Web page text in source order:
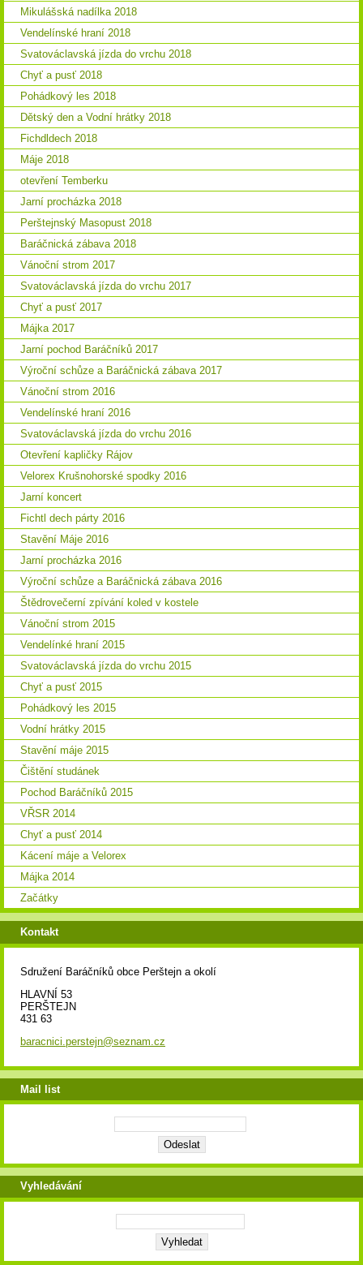
Mikulášská nadílka 2018
Vendelínské hraní 2018
Svatováclavská jízda do vrchu 2018
Chyť a pusť 2018
Pohádkový les 2018
Dětský den a Vodní hrátky 2018
Fichdldech 2018
Máje 2018
otevření Temberku
Jarní procházka 2018
Perštejnský Masopust 2018
Baráčnická zábava 2018
Vánoční strom 2017
Svatováclavská jízda do vrchu 2017
Chyť a pusť 2017
Májka 2017
Jarní pochod Baráčníků 2017
Výroční schůze a Baráčnická zábava 2017
Vánoční strom 2016
Vendelínské hraní 2016
Svatováclavská jízda do vrchu 2016
Otevření kapličky Rájov
Velorex Krušnohorské spodky 2016
Jarní koncert
Fichtl dech párty 2016
Stavění Máje 2016
Jarní procházka 2016
Výroční schůze a Baráčnická zábava 2016
Štědrovečerní zpívání koled v kostele
Vánoční strom 2015
Vendelínké hraní 2015
Svatováclavská jízda do vrchu 2015
Chyť a pusť 2015
Pohádkový les 2015
Vodní hrátky 2015
Stavění máje 2015
Čištění studánek
Pochod Baráčníků 2015
VŘSR 2014
Chyť a pusť 2014
Kácení máje a Velorex
Májka 2014
Začátky
Kontakt
Sdružení Baráčníků obce Perštejn a okolí
HLAVNÍ 53
PERŠTEJN
431 63
baracnici.perstejn@seznam.cz
Mail list
Vyhledávání